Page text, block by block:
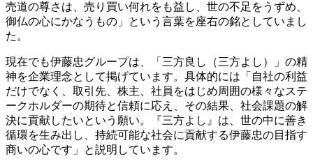
売道の尊さは、売り買い何れをも益し、世の不足をうずめ、
御仏の心にかなうもの」という言葉を座右の銘としていまし
た。
現在でも伊藤忠グループは、「三方良し（三方よし）」の精
神を企業理念として掲げています。具体的には「自社の利益
だけでなく、取引先、株主、社員をはじめ周囲の様々なステ
ークホルダーの期待と信頼に応え、その結果、社会課題の解
決に貢献したいという願い。『三方よし』は、世の中に善き
循環を生み出し、持続可能な社会に貢献する伊藤忠の目指す
商いの心です」と説明しています。